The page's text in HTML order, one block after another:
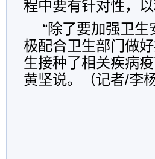
程中要有针对性，
“除了要加强卫
极配合卫生部门做
生接种了相关疾病
黄坚说。（记者/李杨